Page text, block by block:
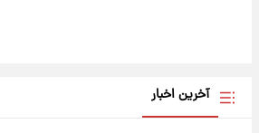
آخرین اخبار